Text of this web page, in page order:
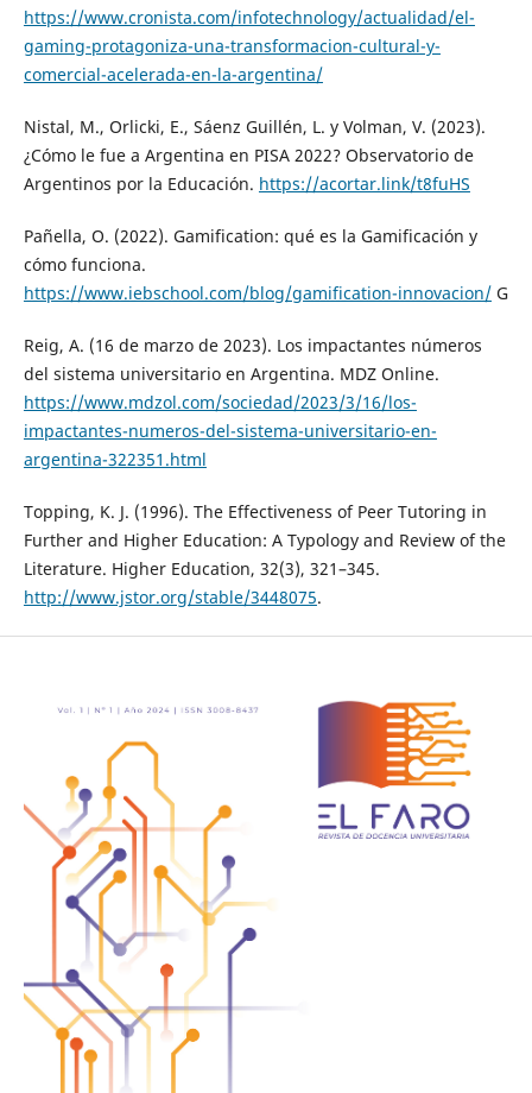
https://www.cronista.com/infotechnology/actualidad/el-
gaming-protagoniza-una-transformacion-cultural-y-
comercial-acelerada-en-la-argentina/
Nistal, M., Orlicki, E., Sáenz Guillén, L. y Volman, V. (2023).
¿Cómo le fue a Argentina en PISA 2022? Observatorio de
Argentinos por la Educación. https://acortar.link/t8fuHS
Pañella, O. (2022). Gamification: qué es la Gamificación y
cómo funciona.
https://www.iebschool.com/blog/gamification-innovacion/G
Reig, A. (16 de marzo de 2023). Los impactantes números
del sistema universitario en Argentina. MDZ Online.
https://www.mdzol.com/sociedad/2023/3/16/los-
impactantes-numeros-del-sistema-universitario-en-
argentina-322351.html
Topping, K. J. (1996). The Effectiveness of Peer Tutoring in
Further and Higher Education: A Typology and Review of the
Literature. Higher Education, 32(3), 321–345.
http://www.jstor.org/stable/3448075.